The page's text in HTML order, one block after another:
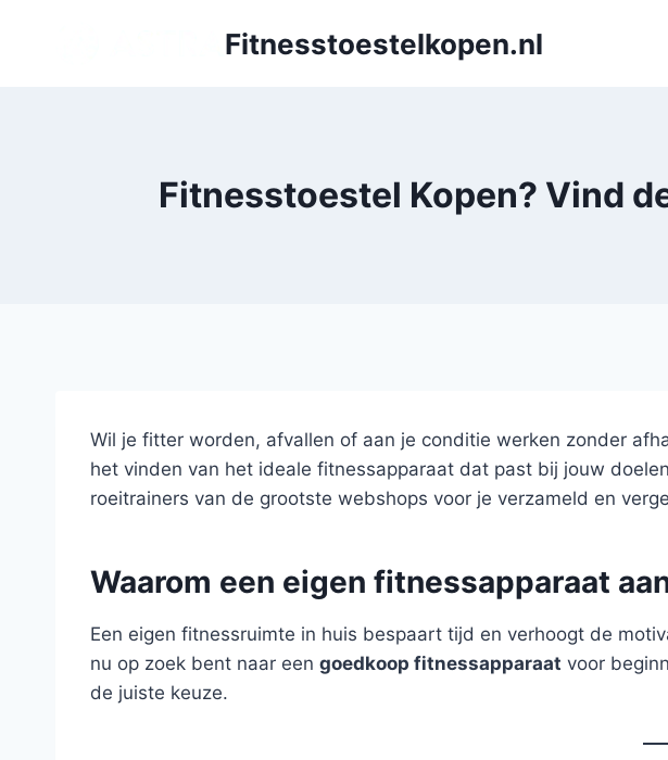
Fitnesstoestelkopen.nl
Fitnesstoestel Kopen? Vind
Wil je fitter worden, afvallen of aan je conditie werken zonder
het vinden van het ideale fitnessapparaat dat past bij jouw
roeitrainers van de grootste webshops voor je verzameld en
Waarom een eigen fitnessapparaat
Een eigen fitnessruimte in huis bespaart tijd en verhoogt de
nu op zoek bent naar een goedkoop fitnessapparaat voor
de juiste keuze.